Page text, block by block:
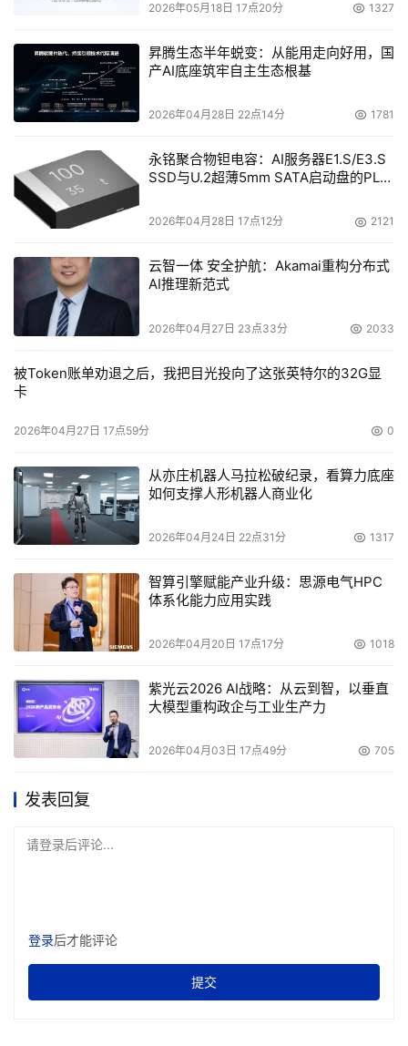
2026年05月18日 17点20分 1327
昇腾生态半年蜕变：从能用走向好用，国
产AI底座筑牢自主生态根基
2026年04月28日 22点14分 1781
永铭聚合物钽电容：AI服务器E1.S/E3.S
SSD与U.2超薄5mm SATA启动盘的PLP
2026年04月28日 17点12分 2121
云智一体 安全护航：Akamai重构分布式
AI推理新范式
2026年04月27日 23点33分 2033
被Token账单劝退之后，我把目光投向了这张英特尔的32G显
卡
2026年04月27日 17点59分 0
从亦庄机器人马拉松破纪录，看算力底座
如何支撑人形机器人商业化
2026年04月24日 22点31分 1317
智算引擎赋能产业升级：思源电气HPC
体系化能力应用实践
2026年04月20日 17点17分 1018
紫光云2026 AI战略：从云到智，以垂直
大模型重构政企与工业生产力
2026年04月03日 17点49分 705
发表回复
请登录后评论...
登录后才能评论
提交